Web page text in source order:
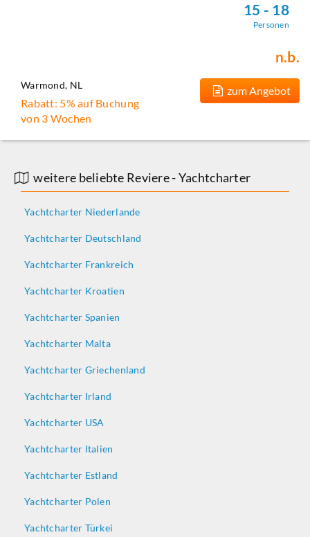
15 - 18
Personen
n.b.
Warmond, NL
Rabatt: 5% auf Buchung
von 3 Wochen
zum Angebot
weitere beliebte Reviere - Yachtcharter
Yachtcharter Niederlande
Yachtcharter Deutschland
Yachtcharter Frankreich
Yachtcharter Kroatien
Yachtcharter Spanien
Yachtcharter Malta
Yachtcharter Griechenland
Yachtcharter Irland
Yachtcharter USA
Yachtcharter Italien
Yachtcharter Estland
Yachtcharter Polen
Yachtcharter Türkei